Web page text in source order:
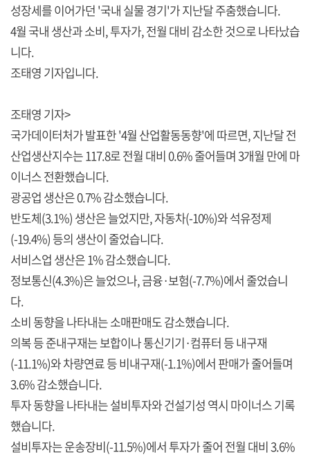
성장세를 이어가던 '국내 실물 경기'가 지난달 주춤했습니다.
4월 국내 생산과 소비, 투자가, 전월 대비 감소한 것으로 나타났습
니다.
조태영 기자입니다.
조태영 기자>
국가데이터처가 발표한 '4월 산업활동동향'에 따르면, 지난달 전
산업생산지수는 117.8로 전월 대비 0.6% 줄어들며 3개월 만에 마
이너스 전환했습니다.
광공업 생산은 0.7% 감소했습니다.
반도체(3.1%) 생산은 늘었지만, 자동차(-10%)와 석유정제
(-19.4%) 등의 생산이 줄었습니다.
서비스업 생산은 1% 감소했습니다.
정보통신(4.3%)은 늘었으나, 금융·보험(-7.7%)에서 줄었습니
다.
소비 동향을 나타내는 소매판매도 감소했습니다.
의복 등 준내구재는 보합이나 통신기기·컴퓨터 등 내구재
(-11.1%)와 차량연료 등 비내구재(-1.1%)에서 판매가 줄어들며
3.6% 감소했습니다.
투자 동향을 나타내는 설비투자와 건설기성 역시 마이너스 기록
했습니다.
설비투자는 운송장비(-11.5%)에서 투자가 줄어 전월 대비 3.6%